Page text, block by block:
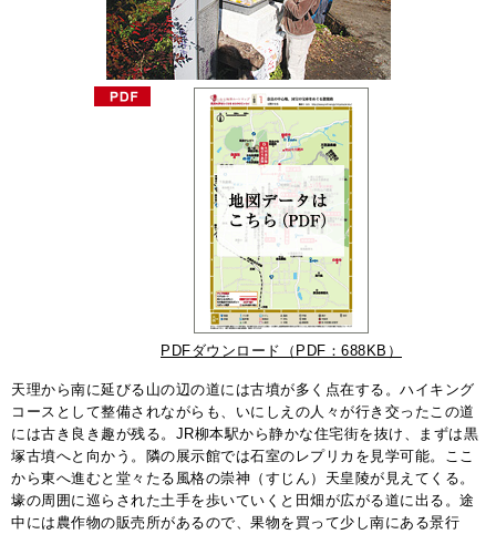
PDFダウンロード（PDF：688KB）
天理から南に延びる山の辺の道には古墳が多く点在する。ハイキング
コースとして整備されながらも、いにしえの人々が行き交ったこの道
には古き良き趣が残る。JR柳本駅から静かな住宅街を抜け、まずは黒
塚古墳へと向かう。隣の展示館では石室のレプリカを見学可能。ここ
から東へ進むと堂々たる風格の崇神（すじん）天皇陵が見えてくる。
壕の周囲に巡らされた土手を歩いていくと田畑が広がる道に出る。途
中には農作物の販売所があるので、果物を買って少し南にある景行